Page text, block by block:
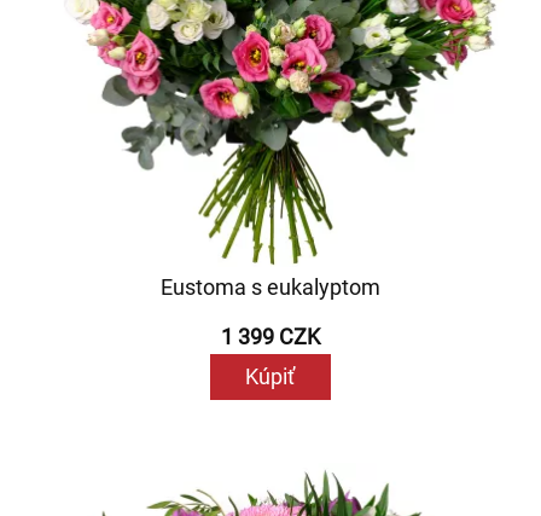
Eustoma s eukalyptom
1 399 CZK
Kúpiť